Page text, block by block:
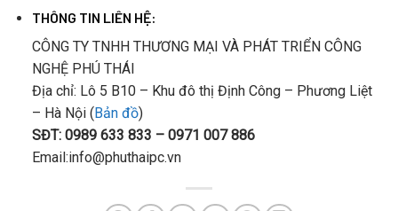
THÔNG TIN LIÊN HỆ:
CÔNG TY TNHH THƯƠNG MẠI VÀ PHÁT TRIỂN CÔNG
NGHỆ PHÚ THÁI
Địa chỉ: Lô 5 B10 – Khu đô thị Định Công – Phương Liệt
– Hà Nội (Bản đồ)
SĐT: 0989 633 833 – 0971 007 886
Email:info@phuthaipc.vn